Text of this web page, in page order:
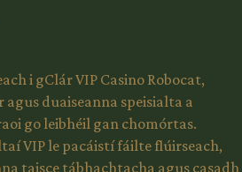
i gClár VIP Casino Robocat,
duaiseanna speisialta a
go leibhéil gan chomórtas.
VIP le pacáistí fáilte flúirseach,
taisce tábhachtacha agus casadh